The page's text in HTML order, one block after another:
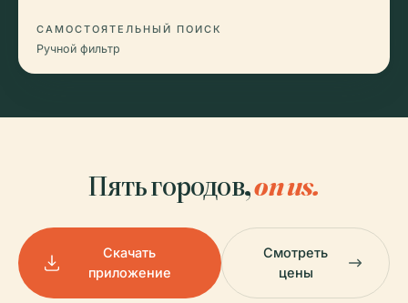
САМОСТОЯТЕЛЬНЫЙ ПОИСК
Ручной фильтр
Пять городов,on us.
Скачать
приложение
Смотреть
цены